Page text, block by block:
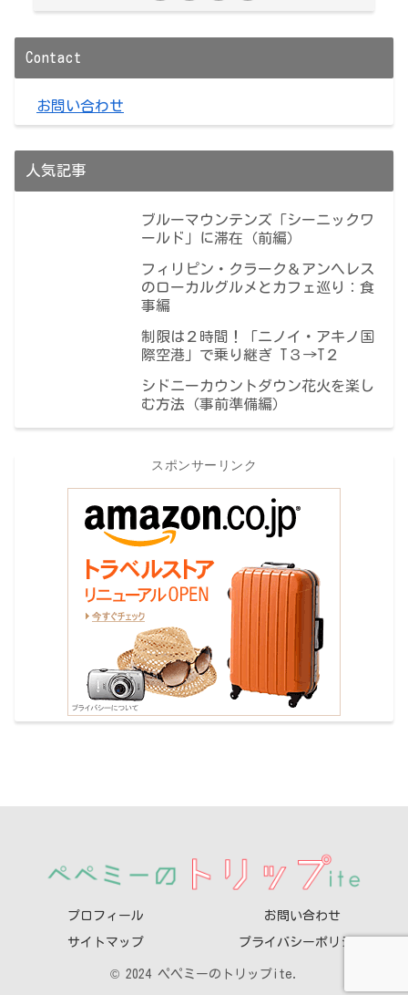
Contact
お問い合わせ
人気記事
ブルーマウンテンズ「シーニックワ
ールド」に滞在（前編）
フィリピン・クラーク＆アンヘレス
のローカルグルメとカフェ巡り：食
事編
制限は２時間！「ニノイ・アキノ国
際空港」で乗り継ぎ T３→T２
シドニーカウントダウン花火を楽し
む方法（事前準備編）
スポンサーリンク
プロフィール お問い合わせ
サイトマップ プライバシーポリシー
© 2024 ペペミーのトリップite.